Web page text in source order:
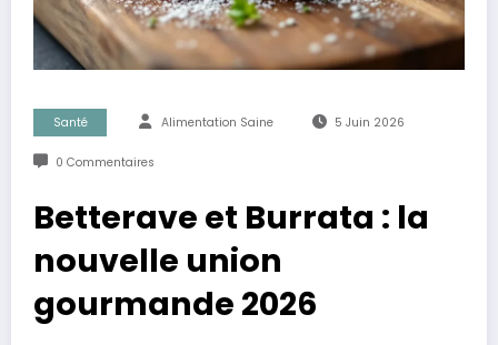
Santé Alimentation Saine 5 Juin 2026
0 Commentaires
Betterave et Burrata : la
nouvelle union
gourmande 2026